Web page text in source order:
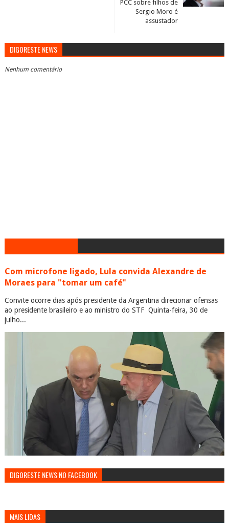
PCC sobre filhos de
Sergio Moro é
assustador
DIGORESTE NEWS
Nenhum comentário
Com microfone ligado, Lula convida Alexandre de
Moraes para "tomar um café"
Convite ocorre dias após presidente da Argentina direcionar ofensas
ao presidente brasileiro e ao ministro do STF Quinta-feira, 30 de
julho...
DIGORESTE NEWS NO FACEBOOK
MAIS LIDAS